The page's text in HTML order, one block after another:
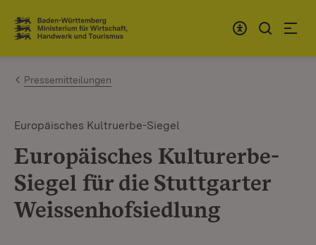
Zum Inhalt springen
Link zur Startseite
Pressemitteilungen
Europäisches Kultruerbe-Siegel
Europäisches Kulturerbe-
Siegel für die Stuttgarter
Weissenhofsiedlung